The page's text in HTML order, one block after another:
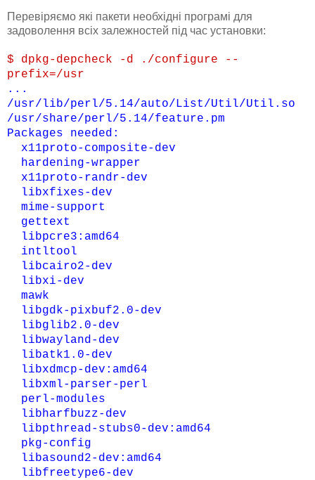
Перевіряємо які пакети необхідні програмі для
задоволення всіх залежностей під час установки:
$ dpkg-depcheck -d ./configure --
prefix=/usr
...
/usr/lib/perl/5.14/auto/List/Util/Util.so
/usr/share/perl/5.14/feature.pm
Packages needed:
x11proto-composite-dev
hardening-wrapper
x11proto-randr-dev
libxfixes-dev
mime-support
gettext
libpcre3:amd64
intltool
libcairo2-dev
libxi-dev
mawk
libgdk-pixbuf2.0-dev
libglib2.0-dev
libwayland-dev
libatk1.0-dev
libxdmcp-dev:amd64
libxml-parser-perl
perl-modules
libharfbuzz-dev
libpthread-stubs0-dev:amd64
pkg-config
libasound2-dev:amd64
libfreetype6-dev